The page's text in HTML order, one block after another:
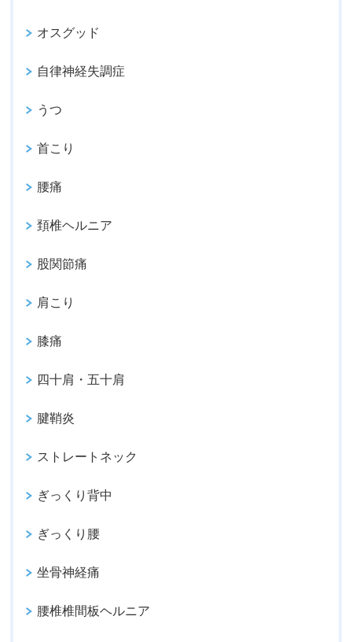
オスグッド
自律神経失調症
うつ
首こり
腰痛
頚椎ヘルニア
股関節痛
肩こり
膝痛
四十肩・五十肩
腱鞘炎
ストレートネック
ぎっくり背中
ぎっくり腰
坐骨神経痛
腰椎椎間板ヘルニア